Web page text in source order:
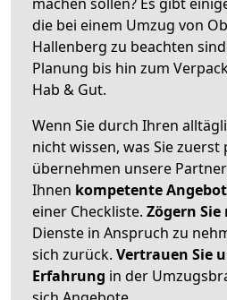
die bei einem Umzug von
Hallenberg zu beachten
Planung bis hin zum
Hab & Gut.
Wenn Sie durch Ihren
nicht wissen, was Sie zuerst
übernehmen unsere
Ihnen kompetente
einer Checkliste. Zögern
Dienste in Anspruch zu
sich zurück. Vertrauen Sie
Erfahrung in der